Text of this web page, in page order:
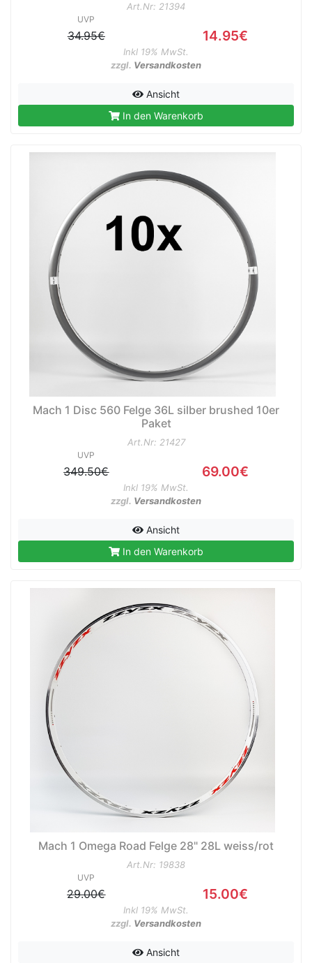
Art.Nr: 21394
UVP
34.95€ 14.95€
Inkl 19% MwSt.
zzgl. Versandkosten
Ansicht
In den Warenkorb
Mach 1 Disc 560 Felge 36L silber brushed 10er
Paket
Art.Nr: 21427
UVP
349.50€ 69.00€
Inkl 19% MwSt.
zzgl. Versandkosten
Ansicht
In den Warenkorb
Mach 1 Omega Road Felge 28" 28L weiss/rot
Art.Nr: 19838
UVP
29.00€ 15.00€
Inkl 19% MwSt.
zzgl. Versandkosten
Ansicht